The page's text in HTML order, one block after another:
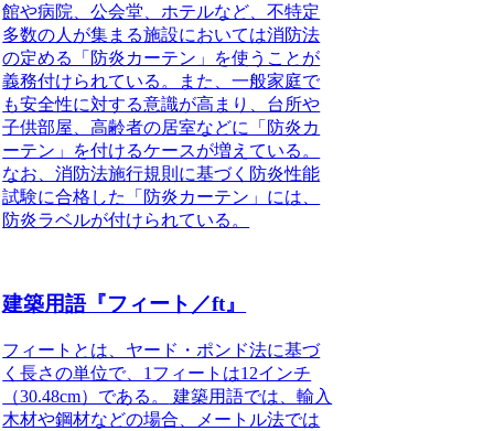
館や病院、公会堂、ホテルなど、不特定
多数の人が集まる施設においては消防法
の定める「防炎カーテン」を使うことが
義務付けられている。また、一般家庭で
も安全性に対する意識が高まり、台所や
子供部屋、高齢者の居室などに「防炎カ
ーテン」を付けるケースが増えている。
なお、消防法施行規則に基づく防炎性能
試験に合格した「防炎カーテン」には、
防炎ラベルが付けられている。
建築用語『フィート／ft』
フィートとは、ヤード・ポンド法に基づ
く長さの単位で、1フィートは12インチ
（30.48cm）である。
建築用語では、輸入
木材や鋼材などの場合、メートル法では